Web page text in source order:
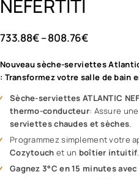
NEFERTITI
733.88€–808.76€
Nouveau sèche-serviettes
: Transformez votre salle de bain
Sèche-serviettes ATLANTIC
thermo-conducteur: Assure une
serviettes chaudes et sèches.
Programmez simplement votre
Cozytouch et un boîtier intuitif.
Gagnez 3°C en 15 minutes